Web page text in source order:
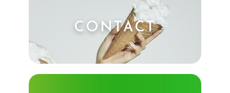
CONTACT